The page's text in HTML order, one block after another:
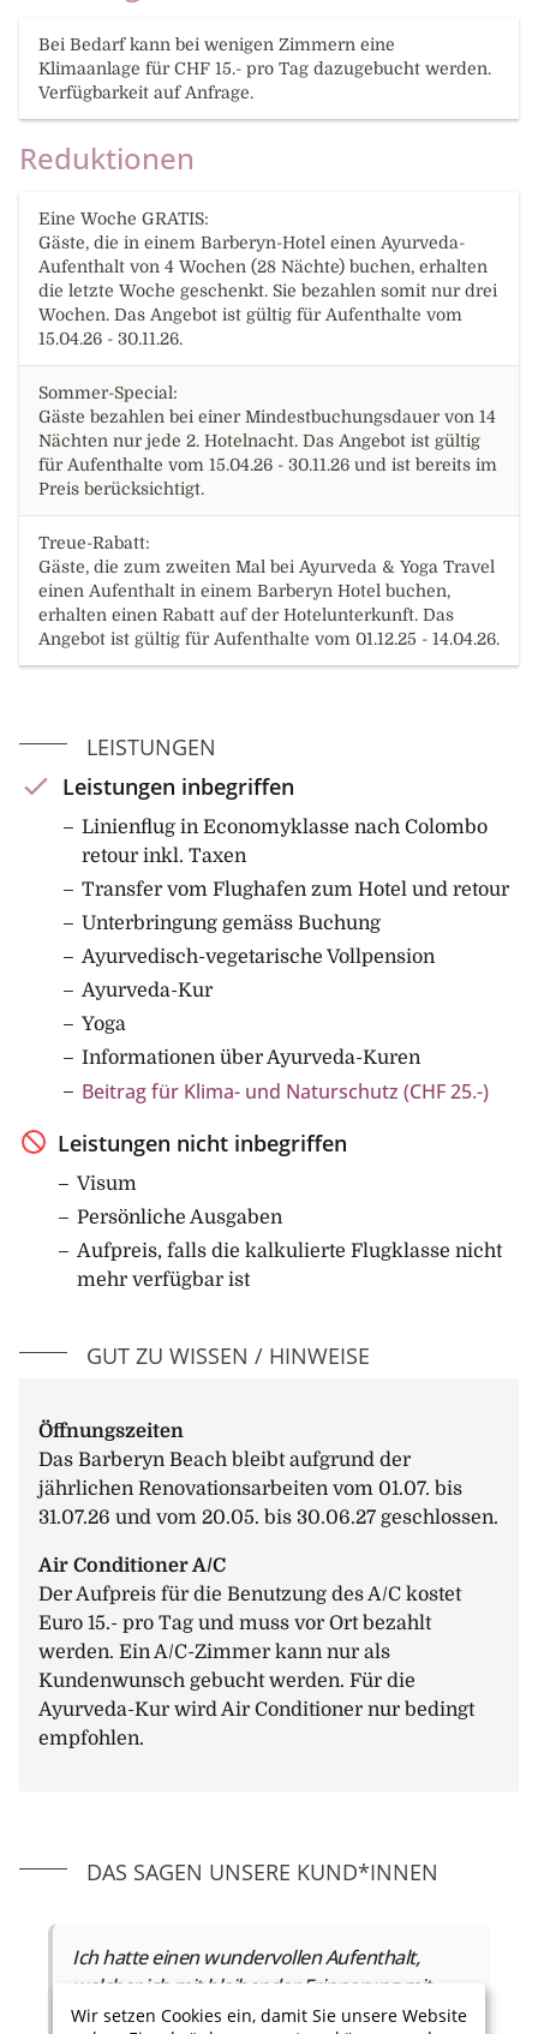
Bei Bedarf kann bei wenigen Zimmern eine
Klimaanlage für CHF 15.- pro Tag dazugebucht werden.
Verfügbarkeit auf Anfrage.
Reduktionen
Eine Woche GRATIS:
Gäste, die in einem Barberyn-Hotel einen Ayurveda-
Aufenthalt von 4 Wochen (28 Nächte) buchen, erhalten
die letzte Woche geschenkt. Sie bezahlen somit nur drei
Wochen. Das Angebot ist gültig für Aufenthalte vom
15.04.26 - 30.11.26.
Sommer-Special:
Gäste bezahlen bei einer Mindestbuchungsdauer von 14
Nächten nur jede 2. Hotelnacht. Das Angebot ist gültig
für Aufenthalte vom 15.04.26 - 30.11.26 und ist bereits im
Preis berücksichtigt.
Treue-Rabatt:
Gäste, die zum zweiten Mal bei Ayurveda & Yoga Travel
einen Aufenthalt in einem Barberyn Hotel buchen,
erhalten einen Rabatt auf der Hotelunterkunft. Das
Angebot ist gültig für Aufenthalte vom 01.12.25 - 14.04.26.
LEISTUNGEN
Leistungen inbegriffen
Linienflug in Economyklasse nach Colombo
retour inkl. Taxen
Transfer vom Flughafen zum Hotel und retour
Unterbringung gemäss Buchung
Ayurvedisch-vegetarische Vollpension
Ayurveda-Kur
Yoga
Informationen über Ayurveda-Kuren
Beitrag für Klima- und Naturschutz (CHF 25.-)
Leistungen nicht inbegriffen
Visum
Persönliche Ausgaben
Aufpreis, falls die kalkulierte Flugklasse nicht
mehr verfügbar ist
GUT ZU WISSEN / HINWEISE
Öffnungszeiten
Das Barberyn Beach bleibt aufgrund der
jährlichen Renovationsarbeiten vom 01.07. bis
31.07.26 und vom 20.05. bis 30.06.27 geschlossen.
Air Conditioner A/C
Der Aufpreis für die Benutzung des A/C kostet
Euro 15.- pro Tag und muss vor Ort bezahlt
werden. Ein A/C-Zimmer kann nur als
Kundenwunsch gebucht werden. Für die
Ayurveda-Kur wird Air Conditioner nur bedingt
empfohlen.
DAS SAGEN UNSERE KUND*INNEN
Ich hatte einen wundervollen Aufenthalt,
welcher ich mit bleibender Erinnerung mit
nach Hause nehmen darf.
Wir setzen Cookies ein, damit Sie unsere Website